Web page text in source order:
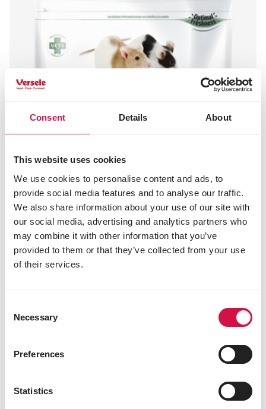
Consent Details About
This website uses cookies
We use cookies to personalise content and ads, to
provide social media features and to analyse our traffic.
We also share information about your use of our site with
our social media, advertising and analytics partners who
may combine it with other information that you’ve
provided to them or that they’ve collected from your use
of their services.
Selection
Necessary
Preferences
Statistics
Rat & Mouse
para ratos e ratazanas